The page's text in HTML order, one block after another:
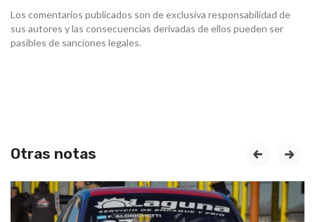
Los comentarios publicados son de exclusiva responsabilidad de
sus autores y las consecuencias derivadas de ellos pueden ser
pasibles de sanciones legales.
Otras notas prev next